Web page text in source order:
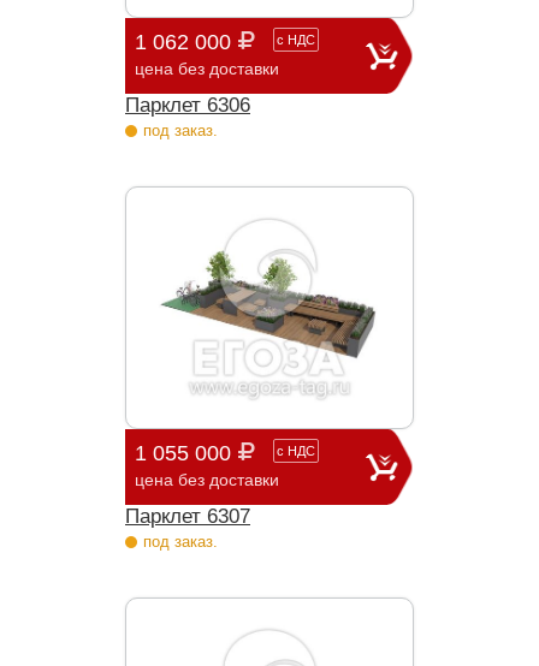
1 062 000 с НДС
цена без доставки
Парклет 6306
под заказ.
1 055 000 с НДС
цена без доставки
Парклет 6307
под заказ.